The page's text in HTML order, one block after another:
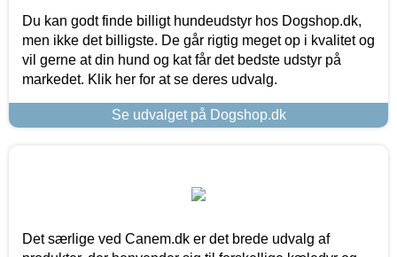
Du kan godt finde billigt hundeudstyr hos Dogshop.dk,
men ikke det billigste. De går rigtig meget op i kvalitet og
vil gerne at din hund og kat får det bedste udstyr på
markedet. Klik her for at se deres udvalg.
Se udvalget på Dogshop.dk
Det særlige ved Canem.dk er det brede udvalg af